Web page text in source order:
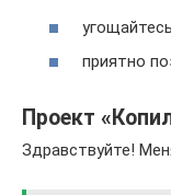
приятно
Проект
Здравствуйте!